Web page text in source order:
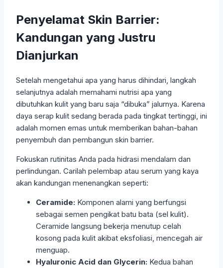
Penyelamat Skin Barrier:
Kandungan yang Justru
Dianjurkan
Setelah mengetahui apa yang harus dihindari, langkah
selanjutnya adalah memahami nutrisi apa yang
dibutuhkan kulit yang baru saja “dibuka” jalurnya. Karena
daya serap kulit sedang berada pada tingkat tertinggi, ini
adalah momen emas untuk memberikan bahan-bahan
penyembuh dan pembangun skin barrier.
Fokuskan rutinitas Anda pada hidrasi mendalam dan
perlindungan. Carilah pelembap atau serum yang kaya
akan kandungan menenangkan seperti:
Ceramide: Komponen alami yang berfungsi
sebagai semen pengikat batu bata (sel kulit).
Ceramide langsung bekerja menutup celah
kosong pada kulit akibat eksfoliasi, mencegah air
menguap.
Hyaluronic Acid dan Glycerin: Kedua bahan